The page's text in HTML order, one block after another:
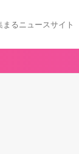
るニュースサイト